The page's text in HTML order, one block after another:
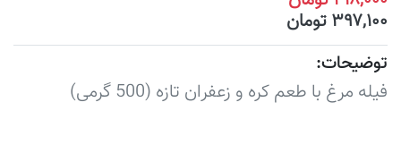
۳۹۷,۱۰۰ تومان
توضیحات:
فیله مرغ با طعم کره و زعفران تازه (500 گرمی)